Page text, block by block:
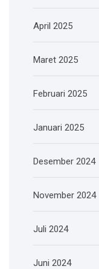
April 2025
Maret 2025
Februari 2025
Januari 2025
Desember 2024
November 2024
Juli 2024
Juni 2024